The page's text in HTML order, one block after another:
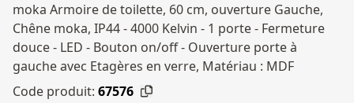
moka Armoire de toilette, 60 cm, ouverture Gauche,
Chêne moka, IP44 - 4000 Kelvin - 1 porte - Fermeture
douce - LED - Bouton on/off - Ouverture porte à
gauche avec Etagères en verre, Matériau : MDF
Code produit: 67576